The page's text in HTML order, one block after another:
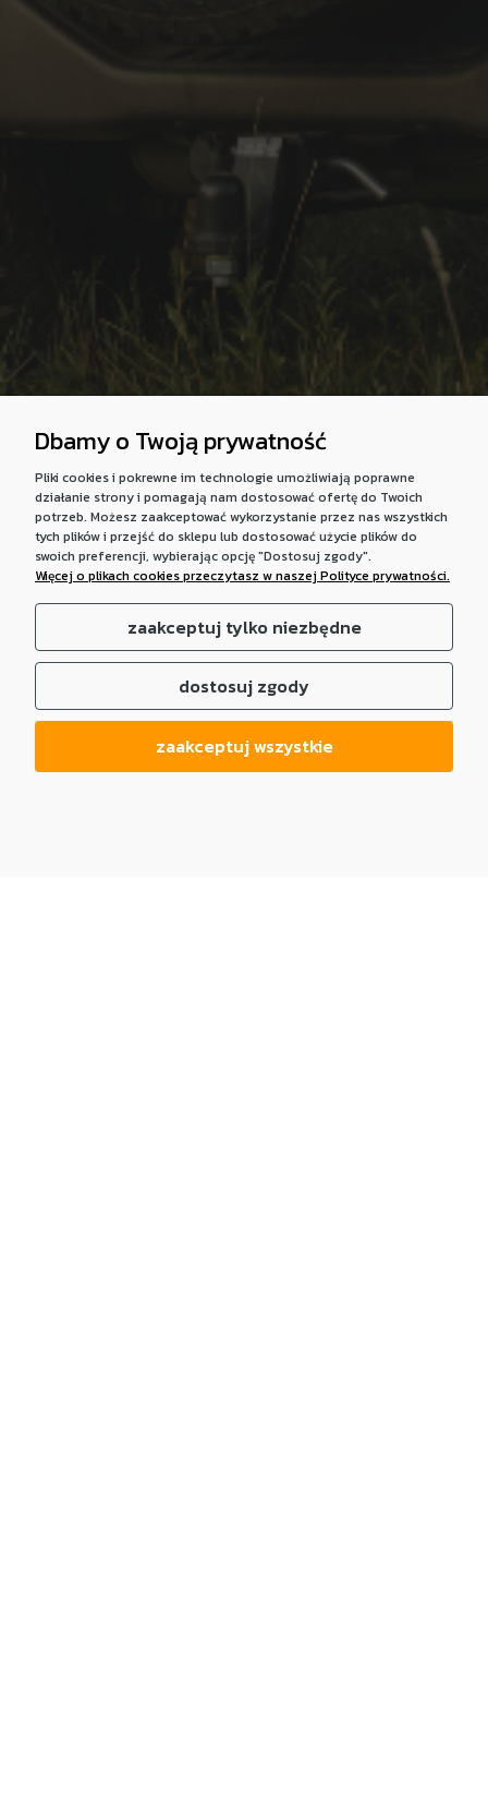
Dbamy o Twoją prywatność
Pliki cookies i pokrewne im technologie umożliwiają poprawne
działanie strony i pomagają nam dostosować ofertę do Twoich
potrzeb. Możesz zaakceptować wykorzystanie przez nas wszystkich
tych plików i przejść do sklepu lub dostosować użycie plików do
swoich preferencji, wybierając opcję "Dostosuj zgody".
Więcej o plikach cookies przeczytasz w naszej Polityce prywatności.
zaakceptuj tylko niezbędne
dostosuj zgody
zaakceptuj wszystkie